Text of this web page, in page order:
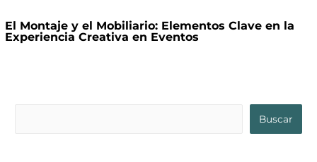
El Montaje y el Mobiliario: Elementos Clave en la
Experiencia Creativa en Eventos
Buscar